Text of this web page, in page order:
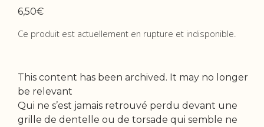
6,50€
Ce produit est actuellement en rupture et indisponible.
This content has been archived. It may no longer
be relevant
Qui ne s’est jamais retrouvé perdu devant une
grille de dentelle ou de torsade qui semble ne